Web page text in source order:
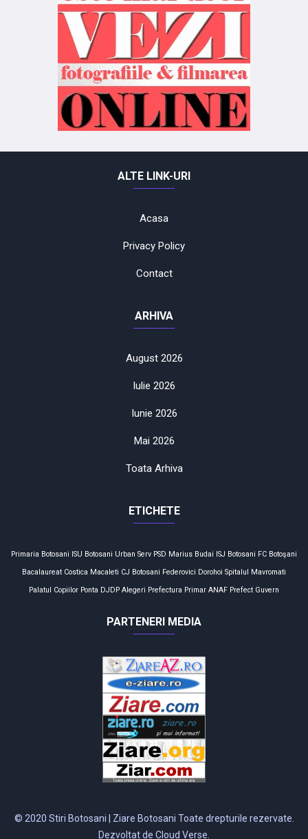
ALTE LINK-URI
Acasa
Privacy Policy
Contact
ARHIVA
August 2026
Iulie 2026
Iunie 2026
Mai 2026
Toata Arhiva
ETICHETE
Primaria Botosani ISU Botosani Urban Serv PSD Marius Budai ISJ Botosani FC Botoşani
Bacalaureat Costica Macaleti CJ Botosani Federovici Dorohoi Spitalul Mavromati
Palatul Copiilor Ponta DJDP Alegeri Prefectura Primar ANAF Prefect Guvern
PARTENERI MEDIA
© 2020 Stiri Botosani | Ziare Botosani Toate drepturile rezervate.
Dezvoltat de Cloud Verse.